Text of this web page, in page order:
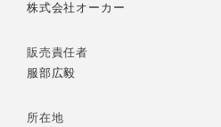
株式会社オーカー
販売責任者
服部広毅
所在地